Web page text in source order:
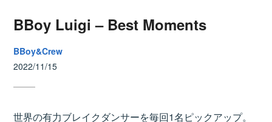
BBoy Luigi – Best Moments
BBoy&Crew
2022/11/15
世界の有力ブレイクダンサーを毎回1名ピックアップ。